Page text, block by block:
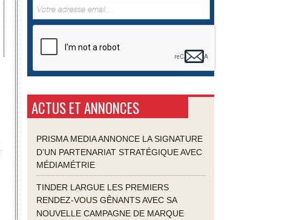
ACTUS ET ANNONCES
PRISMA MEDIA ANNONCE LA SIGNATURE
D’UN PARTENARIAT STRATÉGIQUE AVEC
MÉDIAMÉTRIE
TINDER LARGUE LES PREMIERS
RENDEZ-VOUS GÊNANTS AVEC SA
NOUVELLE CAMPAGNE DE MARQUE